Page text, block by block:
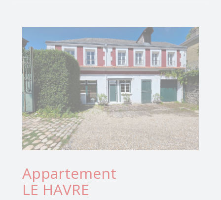
Appartement
LE HAVRE